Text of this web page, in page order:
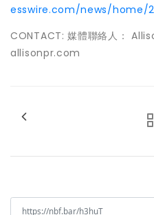
esswire.com/news/home/
CONTACT: 媒體聯絡人：
allisonpr.com